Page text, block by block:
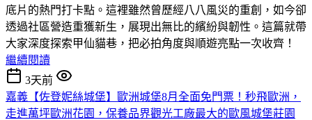
底片的熱門打卡點。這裡雖然曾歷經八八風災的重創，如今卻
透過社區營造重獲新生，展現出無比的繽紛與韌性。這篇就帶
大家深度探索甲仙貓巷，把必拍角度與順遊亮點一次收齊！
繼續閱讀
3天前
嘉義【佐登妮絲城堡】歐洲城堡8月全面免門票！秒飛歐洲，
走進萬坪歐洲花園，保養品界觀光工廠最大的歐風城堡莊園